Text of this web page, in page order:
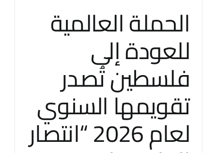
الحملة العالمية
للعودة إلى
فلسطين تُصدر
تقويمها السنوي
لعام 2026 “انتصار